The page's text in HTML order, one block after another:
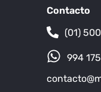
Contacto
(01)
994